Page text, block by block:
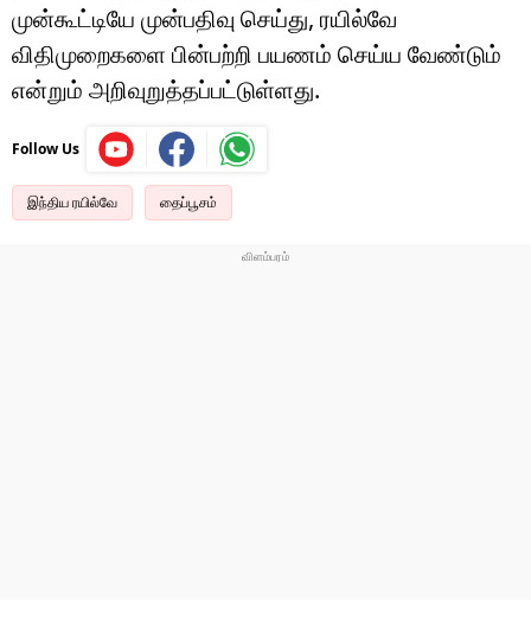
முன்கூட்டியே முன்பதிவு செய்து, ரயில்வே
விதிமுறைகளை பின்பற்றி பயணம் செய்ய வேண்டும்
என்றும் அறிவுறுத்தப்பட்டுள்ளது.
Follow Us
இந்திய ரயில்வே தைப்பூசம்